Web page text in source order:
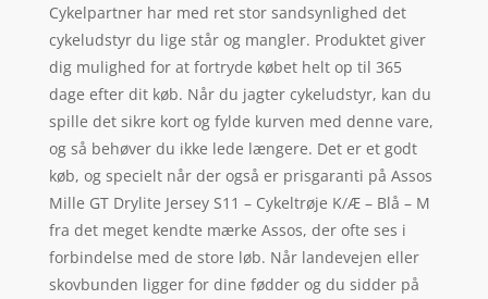
Cykelpartner har med ret stor sandsynlighed det
cykeludstyr du lige står og mangler. Produktet giver
dig mulighed for at fortryde købet helt op til 365
dage efter dit køb. Når du jagter cykeludstyr, kan du
spille det sikre kort og fylde kurven med denne vare,
og så behøver du ikke lede længere. Det er et godt
køb, og specielt når der også er prisgaranti på Assos
Mille GT Drylite Jersey S11 – Cykeltrøje K/Æ – Blå – M
fra det meget kendte mærke Assos, der ofte ses i
forbindelse med de store løb. Når landevejen eller
skovbunden ligger for dine fødder og du sidder på